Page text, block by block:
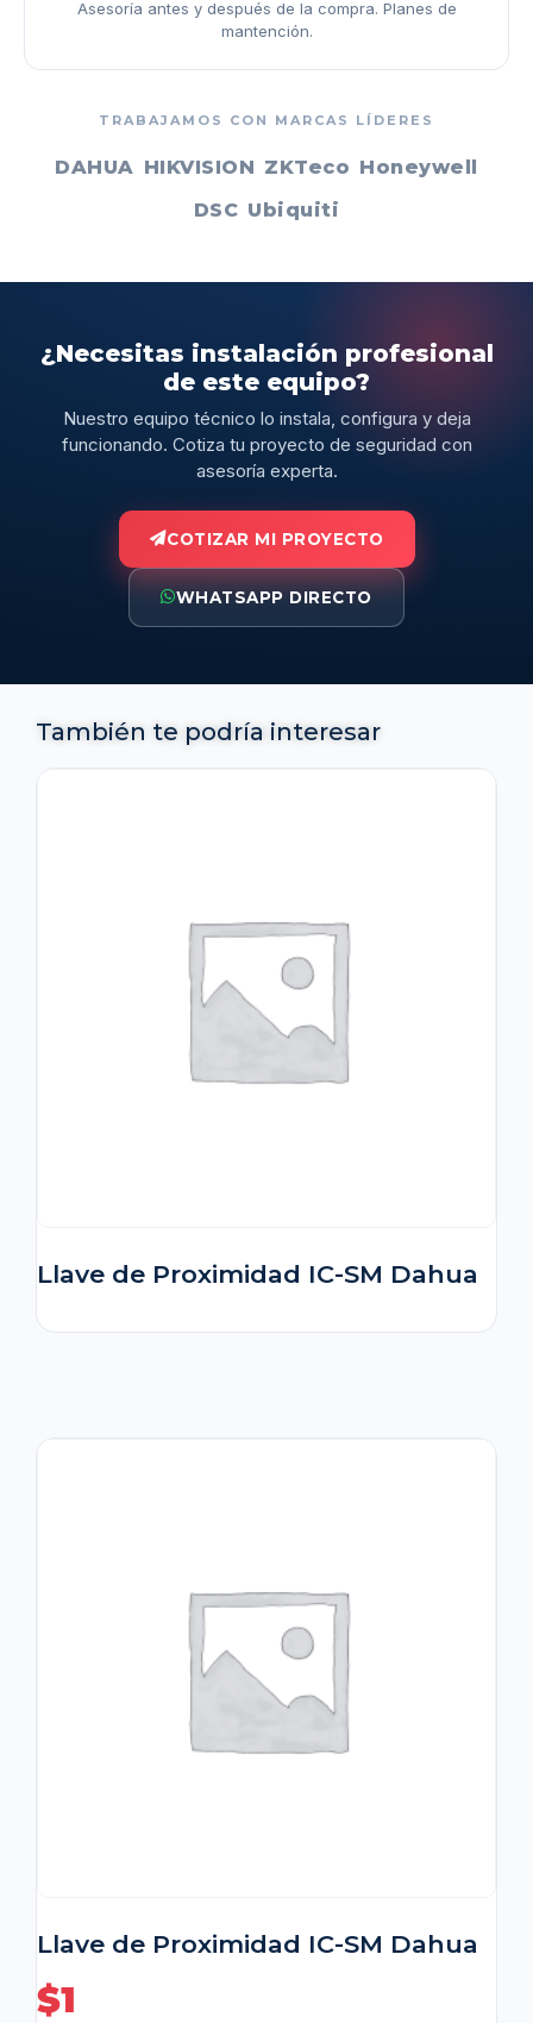
Asesoría antes y después de la compra. Planes de
mantención.
TRABAJAMOS CON MARCAS LÍDERES
DAHUA HIKVISION ZKTeco Honeywell
DSC Ubiquiti
¿Necesitas instalación profesional
de este equipo?
Nuestro equipo técnico lo instala, configura y deja
funcionando. Cotiza tu proyecto de seguridad con
asesoría experta.
COTIZAR MI PROYECTO
WHATSAPP DIRECTO
También te podría interesar
Llave de Proximidad IC-SM Dahua
Llave de Proximidad IC-SM Dahua
$1